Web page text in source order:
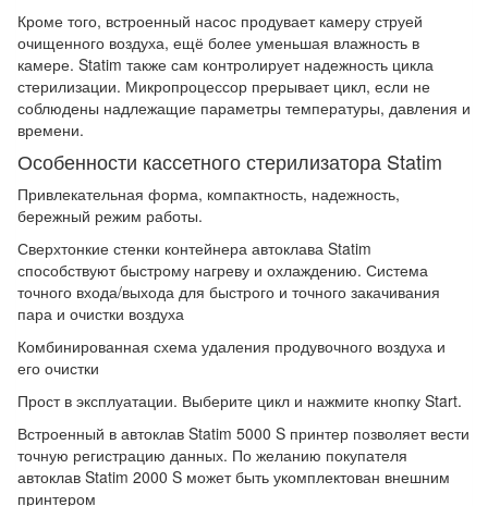
Кроме того, встроенный насос продувает камеру струей
очищенного воздуха, ещё более уменьшая влажность в
камере. Statim также сам контролирует надежность цикла
стерилизации. Микропроцессор прерывает цикл, если не
соблюдены надлежащие параметры температуры, давления и
времени.
Особенности кассетного стерилизатора Statim
Привлекательная форма, компактность, надежность,
бережный режим работы.
Сверхтонкие стенки контейнера автоклава Statim
способствуют быстрому нагреву и охлаждению. Система
точного входа/выхода для быстрого и точного закачивания
пара и очистки воздуха
Комбинированная схема удаления продувочного воздуха и
его очистки
Прост в эксплуатации. Выберите цикл и нажмите кнопку Start.
Встроенный в автоклав Statim 5000 S принтер позволяет вести
точную регистрацию данных. По желанию покупателя
автоклав Statim 2000 S может быть укомплектован внешним
принтером